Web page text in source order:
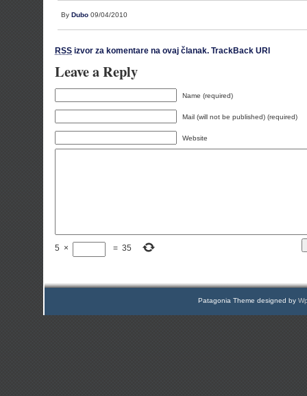
By Dubo 09/04/2010
RSS izvor za komentare na ovaj članak. TrackBack URI
Leave a Reply
Name (required)
Mail (will not be published) (required)
Website
5 × = 35
Patagonia Theme designed by